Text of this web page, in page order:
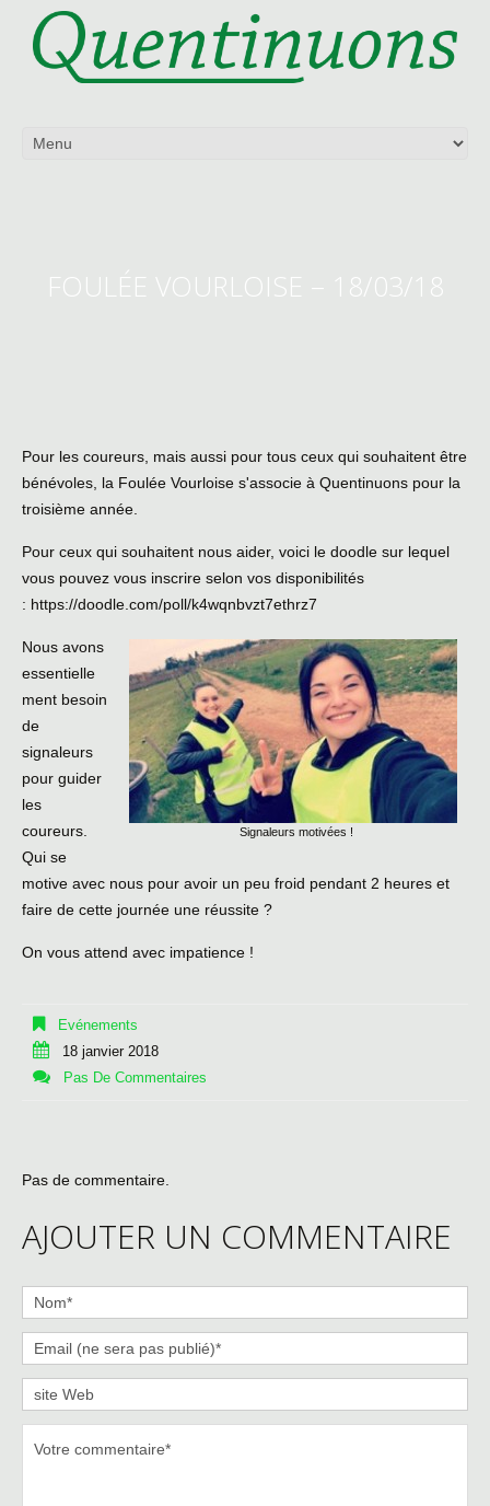
FOULÉE VOURLOISE – 18/03/18
Pour les coureurs, mais aussi pour tous ceux qui souhaitent être
bénévoles, la Foulée Vourloise s'associe à Quentinuons pour la
troisième année.
Pour ceux qui souhaitent nous aider, voici le doodle sur lequel
vous pouvez vous inscrire selon vos disponibilités
: https://doodle.com/poll/k4wqnbvzt7ethrz7
Signaleurs motivées !
Nous avons
essentielle
ment besoin
de
signaleurs
pour guider
les
coureurs.
Qui se
motive avec nous pour avoir un peu froid pendant 2 heures et
faire de cette journée une réussite ?
On vous attend avec impatience !
Evénements
18 janvier 2018
Pas De Commentaires
Pas de commentaire.
AJOUTER UN COMMENTAIRE